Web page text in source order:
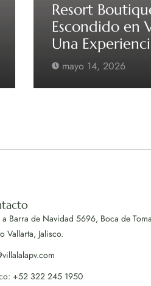
Resort
Escondido en
Una
mayo 14, 2026
a Barra de Navidad 5696, Boca de
Vallarta, Jalisco.
+52 322 245 1950